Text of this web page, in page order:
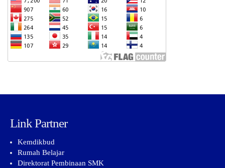
Link Partner
Kemdikbud
Rumah Belajar
Direktorat Pembinaan SMK